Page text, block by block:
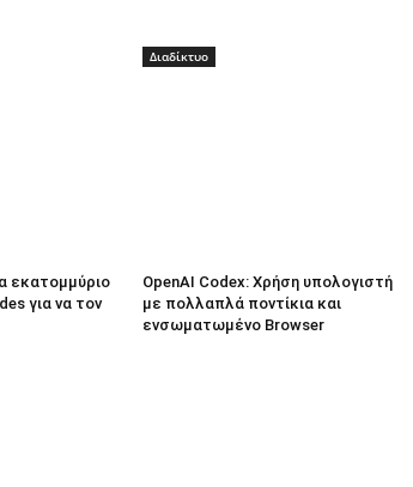
εκατομμύριο
για να τον
Διαδίκτυο
OpenAI Codex: Χρήση υπολογιστή
με πολλαπλά ποντίκια και
ενσωματωμένο Browser